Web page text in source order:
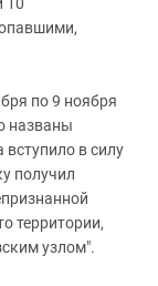
по 9 ноября
названы
вступило в силу
получил
территории,
узлом".